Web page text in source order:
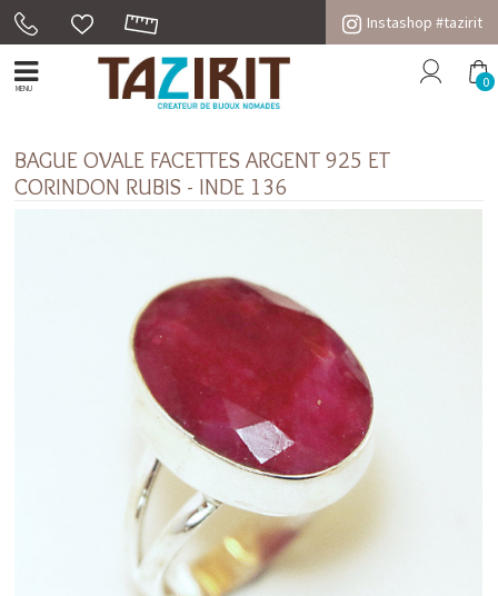
Instashop #tazirit
MENU 0
BAGUE OVALE FACETTES ARGENT 925 ET
CORINDON RUBIS - INDE 136